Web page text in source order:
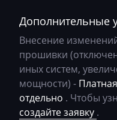
Changan
Changhe
Chery
Chevrolet
10348894AA
Дополнительные
Внесение
прошивки
иных систем,
мощности) -
отдельно . Чтобы
создайте заявку .